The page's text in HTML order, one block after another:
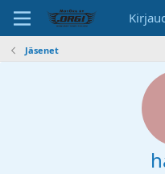
Jäsenet